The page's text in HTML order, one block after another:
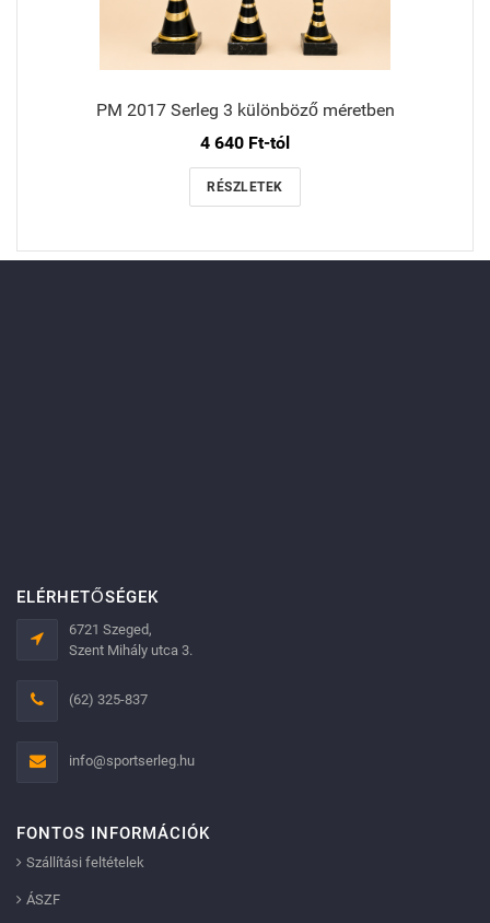
PM 2017 Serleg 3 különböző méretben
4 640 Ft-tól
RÉSZLETEK
ELÉRHETŐSÉGEK
6721 Szeged,
Szent Mihály utca 3.
(62) 325-837
info@sportserleg.hu
FONTOS INFORMÁCIÓK
Szállítási feltételek
ÁSZF